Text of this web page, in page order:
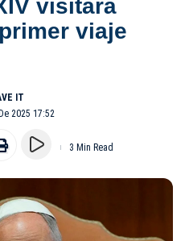
visitará
viaje
2025 17:52
3 Min Read